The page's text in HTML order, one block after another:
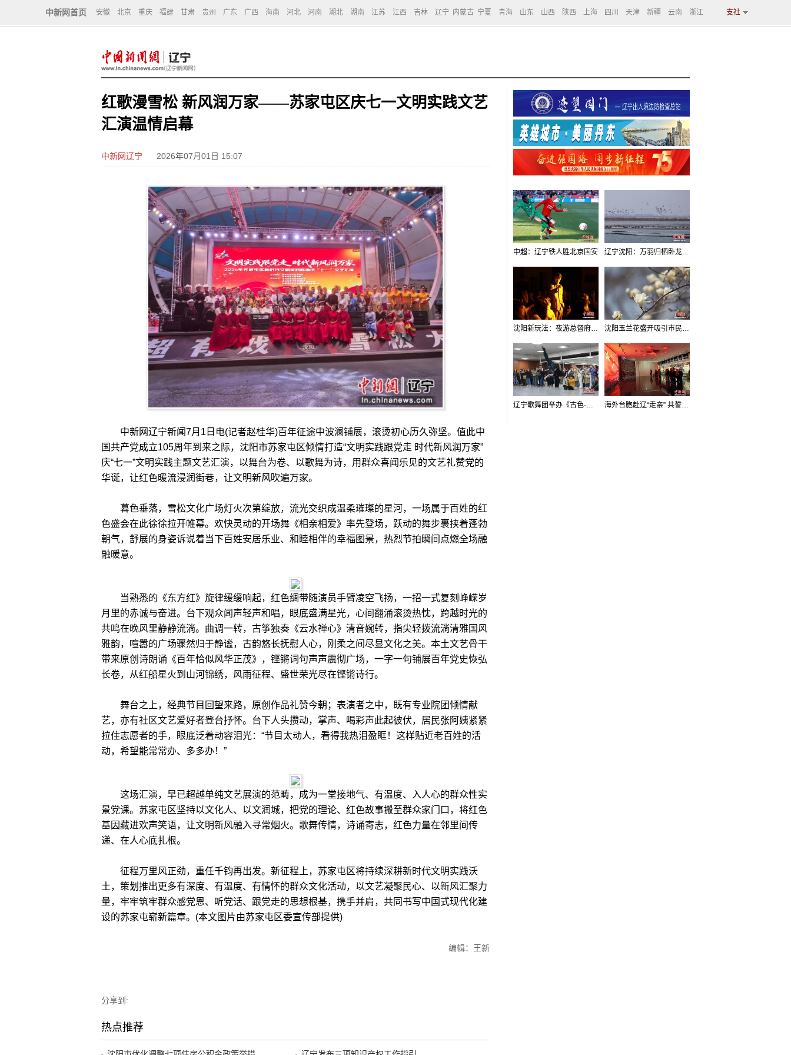
中新网首页 安徽 北京 重庆 福建 甘肃 贵州 广东 广西 海南 河北 河南 湖北 湖南 江苏 江西 吉林 辽宁 内蒙古 宁夏 青海 山东 山西 陕西 上海 四川 天津 新疆 云南 浙江 支社
红歌漫雪松 新风润万家——苏家屯区庆七一文明实践文艺
汇演温情启幕
中新网辽宁 2026年07月01日 15:07
中新网辽宁新闻7月1日电(记者赵桂华)百年征途中波澜铺展，滚烫初心历久弥坚。值此中
国共产党成立105周年到来之际，沈阳市苏家屯区倾情打造“文明实践跟党走 时代新风润万家”
庆“七一”文明实践主题文艺汇演，以舞台为卷、以歌舞为诗，用群众喜闻乐见的文艺礼赞党的
华诞，让红色暖流浸润街巷，让文明新风吹遍万家。
暮色垂落，雪松文化广场灯火次第绽放，流光交织成温柔璀璨的星河，一场属于百姓的红
色盛会在此徐徐拉开帷幕。欢快灵动的开场舞《相亲相爱》率先登场，跃动的舞步裹挟着蓬勃
朝气，舒展的身姿诉说着当下百姓安居乐业、和睦相伴的幸福图景，热烈节拍瞬间点燃全场融
融暖意。
当熟悉的《东方红》旋律缓缓响起，红色绸带随演员手臂凌空飞扬，一招一式复刻峥嵘岁
月里的赤诚与奋进。台下观众闻声轻声和唱，眼底盛满星光，心间翻涌滚烫热忱，跨越时光的
共鸣在晚风里静静流淌。曲调一转，古筝独奏《云水禅心》清音婉转，指尖轻拨流淌清雅国风
雅韵，喧嚣的广场骤然归于静谧，古韵悠长抚慰人心，刚柔之间尽显文化之美。本土文艺骨干
带来原创诗朗诵《百年恰似风华正茂》，铿锵词句声声震彻广场，一字一句铺展百年党史恢弘
长卷，从红船星火到山河锦绣，风雨征程、盛世荣光尽在铿锵诗行。
舞台之上，经典节目回望来路，原创作品礼赞今朝；表演者之中，既有专业院团倾情献
艺，亦有社区文艺爱好者登台抒怀。台下人头攒动，掌声、喝彩声此起彼伏，居民张阿姨紧紧
拉住志愿者的手，眼底泛着动容泪光：“节目太动人，看得我热泪盈眶！这样贴近老百姓的活
动，希望能常常办、多多办！”
这场汇演，早已超越单纯文艺展演的范畴，成为一堂接地气、有温度、入人心的群众性实
景党课。苏家屯区坚持以文化人、以文润城，把党的理论、红色故事搬至群众家门口，将红色
基因藏进欢声笑语，让文明新风融入寻常烟火。歌舞传情，诗诵寄志，红色力量在邻里间传
递、在人心底扎根。
征程万里风正劲，重任千钧再出发。新征程上，苏家屯区将持续深耕新时代文明实践沃
土，策划推出更多有深度、有温度、有情怀的群众文化活动，以文艺凝聚民心、以新风汇聚力
量，牢牢筑牢群众感党恩、听党话、跟党走的思想根基，携手并肩，共同书写中国式现代化建
设的苏家屯崭新篇章。(本文图片由苏家屯区委宣传部提供)
编辑：王新
分享到:
热点推荐
中超：辽宁铁人胜北京国安 辽宁沈阳：万羽归栖卧龙湖看群鸟齐飞
沈阳新玩法：夜游总督府，当一回“赴宴者” 沈阳玉兰花盛开吸引市民打卡
辽宁歌舞团举办《古色·国宝辽宁》排练开放日活动 海外台胞赴辽“走亲” 共誓“和平初心”